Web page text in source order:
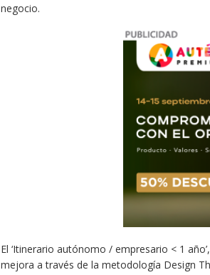
negocio.
El ‘Itinerario autónomo / empresario < 1
mejora a través de la metodología Design